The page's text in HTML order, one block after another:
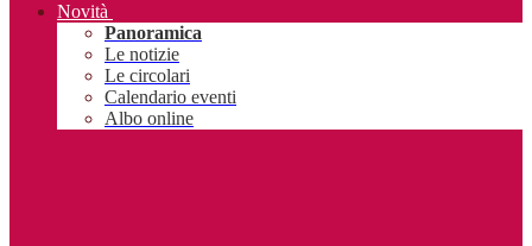
Novità
Panoramica
Le notizie
Le circolari
Calendario eventi
Albo online